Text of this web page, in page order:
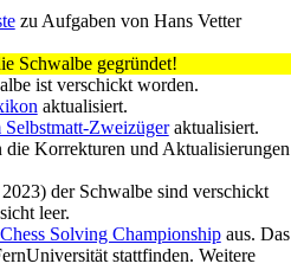
zu Aufgaben von Hans Vetter
Schwalbe gegründet!
ist verschickt worden.
aktualisiert.
Zweizügeraktualisiert.
Korrekturen und Aktualisierungen
der Schwalbe sind verschickt
leer.
Solving Championshipaus. Das
stattfinden. Weitere